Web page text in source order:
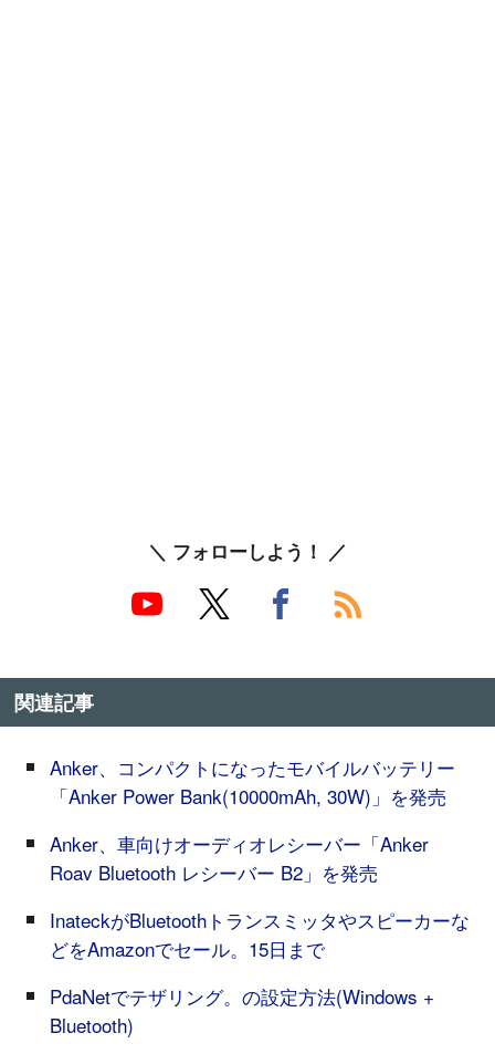
＼ フォローしよう！ ／
関連記事
Anker、コンパクトになったモバイルバッテリー
「Anker Power Bank(10000mAh, 30W)」を発売
Anker、車向けオーディオレシーバー「Anker
Roav Bluetooth レシーバー B2」を発売
InateckがBluetoothトランスミッタやスピーカーな
どをAmazonでセール。15日まで
PdaNetでテザリング。の設定方法(Windows +
Bluetooth)